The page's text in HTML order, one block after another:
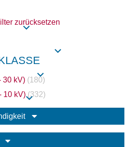
zurücksetzen
30 kV) (180)
10 kV) (332)